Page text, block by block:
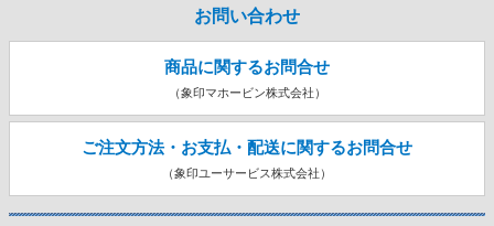
お問い合わせ
商品に関するお問合せ
（象印マホービン株式会社）
ご注文方法・お支払・配送に関するお問合せ
（象印ユーサービス株式会社）